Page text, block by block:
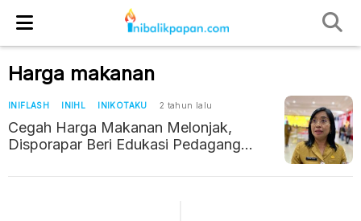
Harga makanan
INIFLASH INIHL INIKOTAKU 2 tahun lalu
Cegah Harga Makanan Melonjak,
Disporapar Beri Edukasi Pedagang